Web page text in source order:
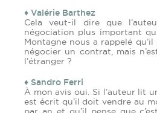
♦ Valérie Barthez
Cela veut-il dire que
négociation plus important
Montagne nous a rappelé
négocier un contrat, mais
l’étranger ?
♦ Sandro Ferri
À mon avis oui. Si l’auteur lit
est écrit qu’il doit vendre au